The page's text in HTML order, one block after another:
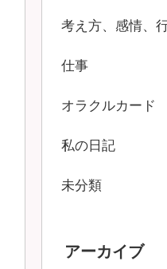
考え方、感情、
仕事
オラクルカード
私の日記
未分類
アーカイブ